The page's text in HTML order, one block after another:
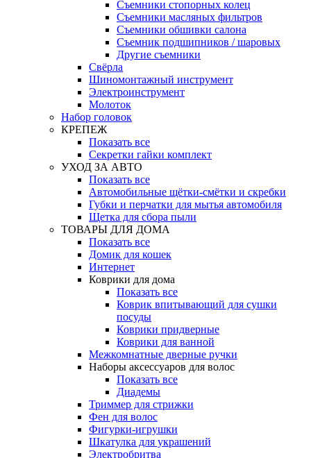
Съемники стопорных колец
Съемники масляных фильтров
Съемники обшивки салона
Съемник подшипников / шаровых
Другие съемники
Свёрла
Шиномонтажный инструмент
Электроинструмент
Молоток
Набор головок
КРЕПЕЖ
Показать все
Секретки гайки комплект
УХОД ЗА АВТО
Показать все
Автомобильные щётки-смётки и скребки
Губки и перчатки для мытья автомобиля
Щетка для сбора пыли
ТОВАРЫ ДЛЯ ДОМА
Показать все
Домик для кошек
Интернет
Коврики для дома
Показать все
Коврик впитывающий для сушки
посуды
Коврики придверные
Коврики для ванной
Межкомнатные дверные ручки
Наборы аксессуаров для волос
Показать все
Диадемы
Триммер для стрижки
Фен для волос
Фигурки-игрушки
Шкатулка для украшений
Электробритва